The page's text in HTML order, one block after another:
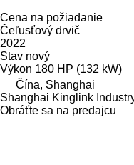
Cena na požiadanie
Čeľusťový drvič
2022
Stav nový
Výkon 180 HP (132 kW)
Čína, Shanghai
Shanghai Kinglink
Obráťte sa na predajcu